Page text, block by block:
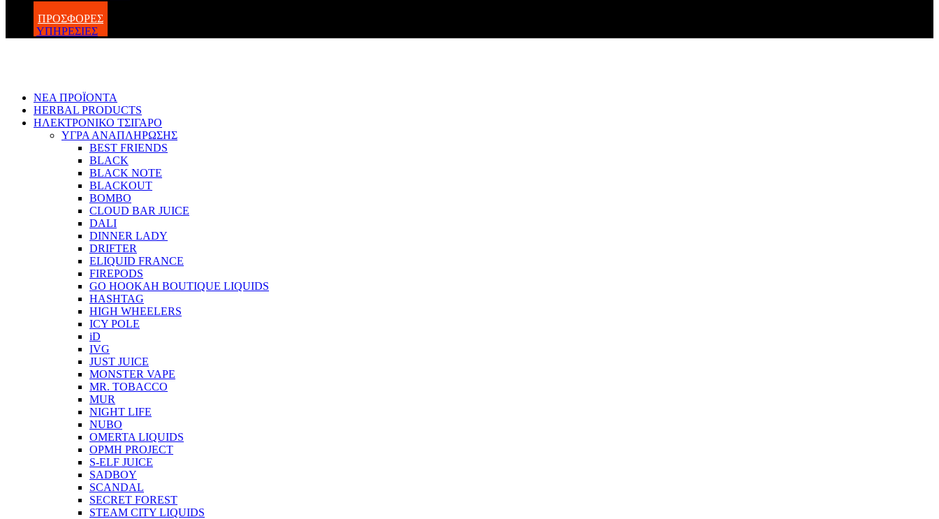
ΠΡΟΣΦΟΡΕΣ
ΥΠΗΡΕΣΙΕΣ
ΝΕΑ ΠΡΟΪΟΝΤΑ
HERBAL PRODUCTS
ΗΛΕΚΤΡΟΝΙΚΟ ΤΣΙΓΑΡΟ
ΥΓΡΑ ΑΝΑΠΛΗΡΩΣΗΣ
BEST FRIENDS
BLACK
BLACK NOTE
BLACKOUT
BOMBO
CLOUD BAR JUICE
DALI
DINNER LADY
DRIFTER
ELIQUID FRANCE
FIREPODS
GO HOOKAH BOUTIQUE LIQUIDS
HASHTAG
HIGH WHEELERS
ICY POLE
iD
IVG
JUST JUICE
MONSTER VAPE
MR. TOBACCO
MUR
NIGHT LIFE
NUBO
OMERTA LIQUIDS
OPMH PROJECT
S-ELF JUICE
SADBOY
SCANDAL
SECRET FOREST
STEAM CITY LIQUIDS